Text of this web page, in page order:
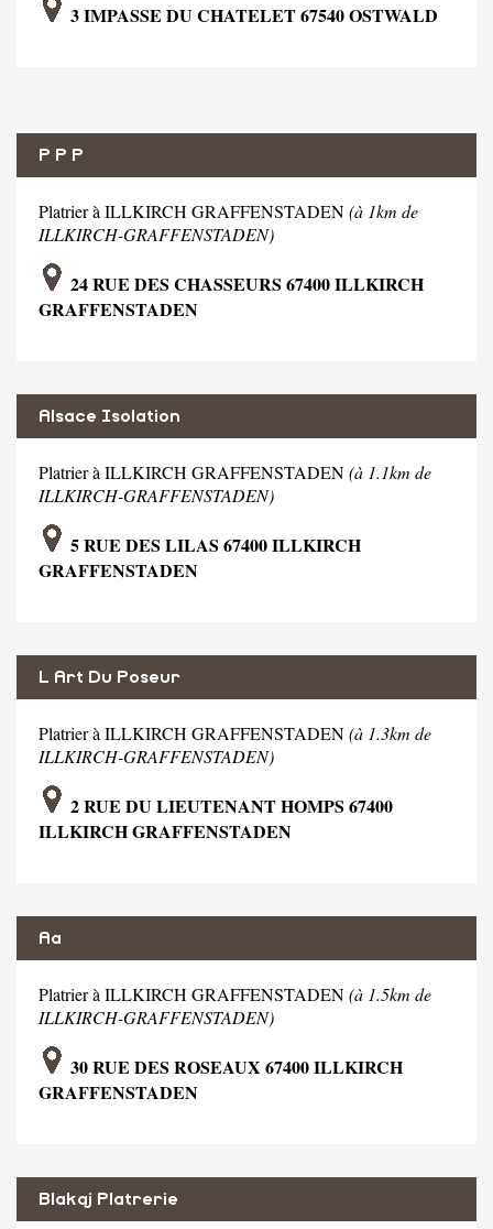
3 IMPASSE DU CHATELET 67540 OSTWALD
P P P
Platrier à ILLKIRCH GRAFFENSTADEN(à 1km de
ILLKIRCH-GRAFFENSTADEN)
24 RUE DES CHASSEURS 67400 ILLKIRCH
GRAFFENSTADEN
Alsace Isolation
Platrier à ILLKIRCH GRAFFENSTADEN(à 1.1km de
ILLKIRCH-GRAFFENSTADEN)
5 RUE DES LILAS 67400 ILLKIRCH
GRAFFENSTADEN
L Art Du Poseur
Platrier à ILLKIRCH GRAFFENSTADEN(à 1.3km de
ILLKIRCH-GRAFFENSTADEN)
2 RUE DU LIEUTENANT HOMPS 67400
ILLKIRCH GRAFFENSTADEN
Aa
Platrier à ILLKIRCH GRAFFENSTADEN(à 1.5km de
ILLKIRCH-GRAFFENSTADEN)
30 RUE DES ROSEAUX 67400 ILLKIRCH
GRAFFENSTADEN
Blakaj Platrerie